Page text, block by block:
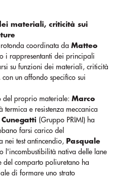
materiali, criticità sui
coordinata da Matteo
i rappresentanti dei principali
su funzioni dei materiali, criticità
con un affondo specifico sui
del proprio materiale: Marco
termica e resistenza meccanica
(Gruppo PRIMI) ha
farsi carico del
nei test antincendio, Pasquale
l'incombustibilità nativa delle lane
del comparto poliuretano ha
di formare uno strato